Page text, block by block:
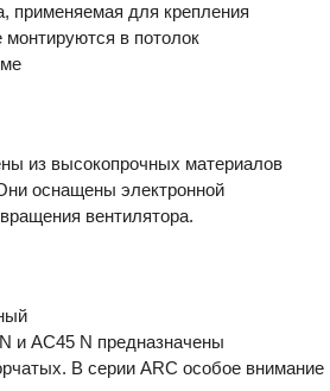
применяемая для крепления
монтируются в потолок
из высокопрочных материалов
оснащены электронной
вентилятора.
и AC45 N предназначены
В серии ARC особое внимание